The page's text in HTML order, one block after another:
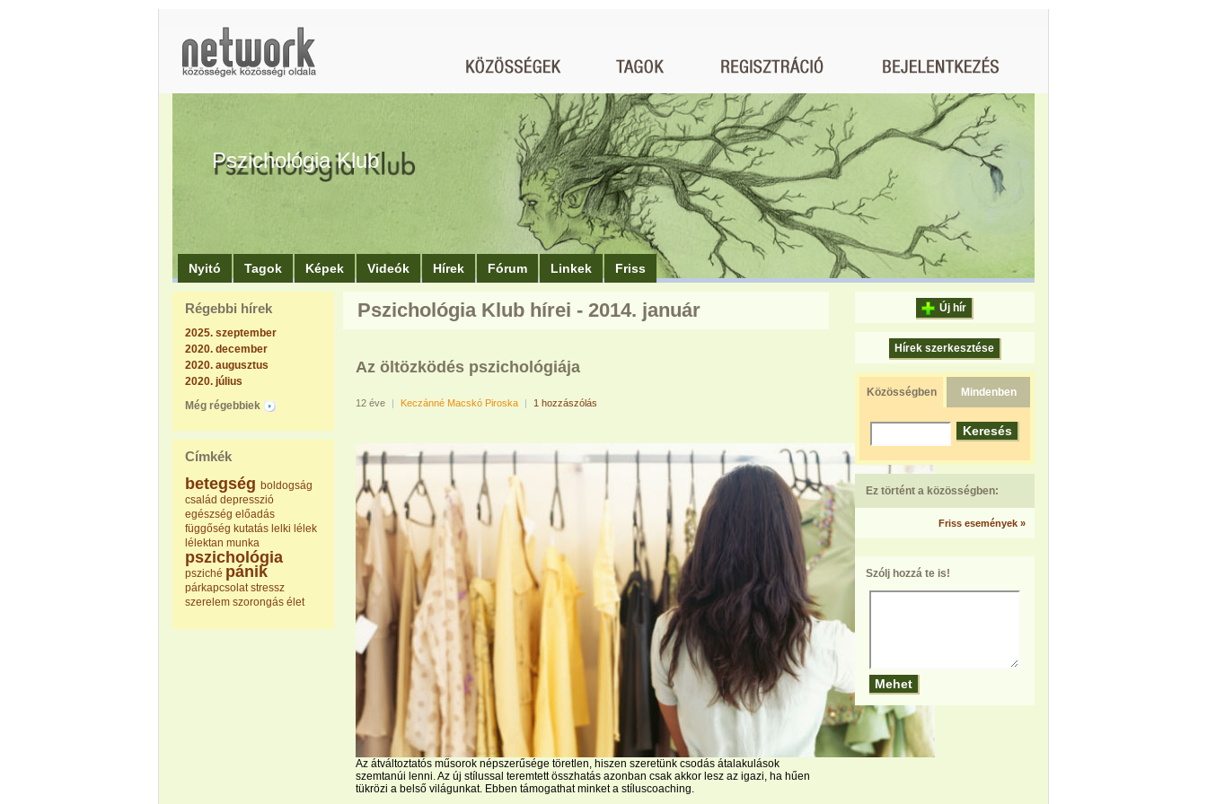
Pszichológia Klub
Nyitó Tagok Képek Videók Hírek Fórum Linkek Friss
Régebbi hírek
2025. szeptember
2020. december
2020. augusztus
2020. július
Még régebbiek
Címkék
betegség boldogság
család depresszió
egészség előadás
függőség kutatás lelki lélek
lélektan munka
pszichológia
psziché pánik
párkapcsolat stressz
szerelem szorongás élet
Pszichológia Klub hírei - 2014. január
Az öltözködés pszichológiája
12 éve | Keczánné Macskó Piroska | 1 hozzászólás
Az átváltoztatós műsorok népszerűsége töretlen, hiszen szeretünk csodás átalakulások
szemtanúi lenni. Az új stílussal teremtett összhatás azonban csak akkor lesz az igazi, ha hűen
tükrözi a belső világunkat. Ebben támogathat minket a stíluscoaching.
Új hír
Hírek szerkesztése
Közösségben Mindenben
Ez történt a közösségben:
Friss események »
Szólj hozzá te is!